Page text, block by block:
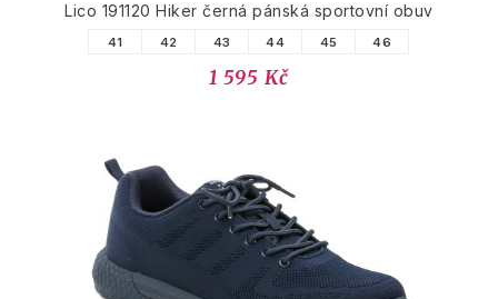
Lico 191120 Hiker černá pánská sportovní obuv
41 42 43 44 45 46
1 595 Kč